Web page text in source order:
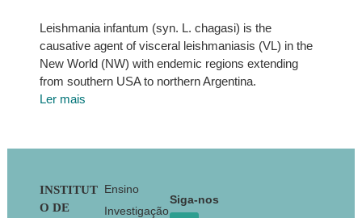
Leishmania infantum (syn. L. chagasi) is the
causative agent of visceral leishmaniasis (VL) in the
New World (NW) with endemic regions extending
from southern USA to northern Argentina.
Ler mais
Footer
INSTITUT
O DE
Ensino
Investigação
Siga-nos